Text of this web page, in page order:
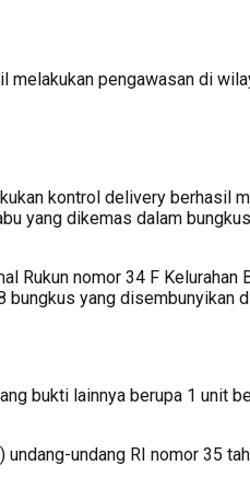
pengawasan di
kontrol delivery berhasil
yang dikemas dalam
Rukun nomor 34 F Kelurahan
yang disembunyikan
bukti lainnya berupa 1 unit
undang RI nomor 35